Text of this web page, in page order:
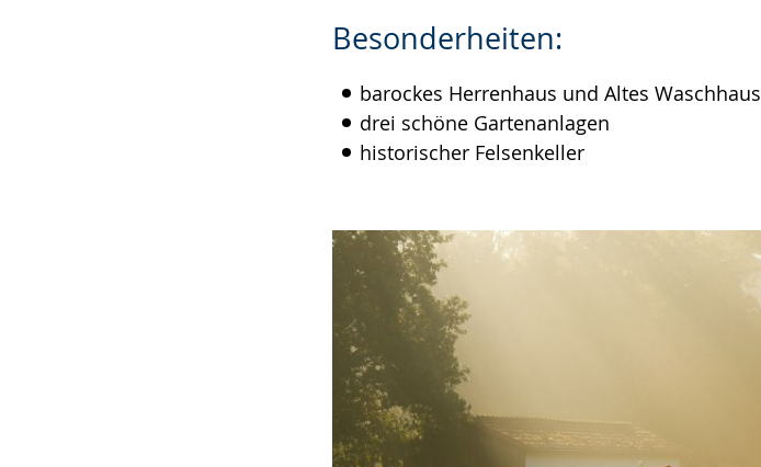
Besonderheiten:
barockes Herrenhaus und Altes Waschhaus
drei schöne Gartenanlagen
historischer Felsenkeller